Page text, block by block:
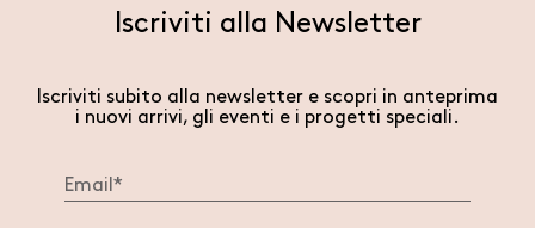
Iscriviti alla Newsletter
Iscriviti subito alla newsletter e scopri in anteprima
i nuovi arrivi, gli eventi e i progetti speciali.